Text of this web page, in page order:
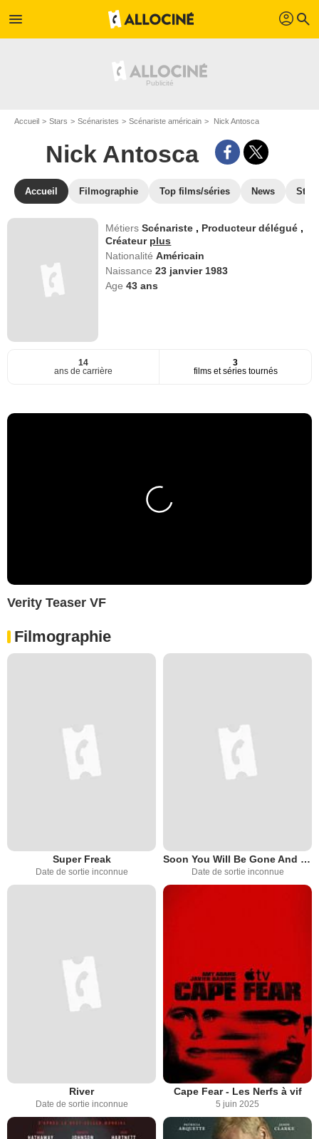
menu profil search
Accueil Stars Scénaristes Scénariste américain Nick Antosca
Nick Antosca
Accueil Filmographie Top films/séries News
MétiersScénariste , Producteur délégué ,
Créateur plus
NationalitéAméricain
Naissance23 janvier 1983
Age43 ans
14
ans de carrière
3
films et séries tournés
Verity Teaser VF
Filmographie
Super Freak
Date de sortie inconnue
Soon You Will Be Gone And Possibly Eaten
Date de sortie inconnue
River
Date de sortie inconnue
Cape Fear - Les Nerfs à vif
5 juin 2025